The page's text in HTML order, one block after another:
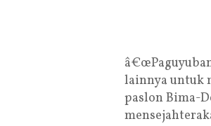
lainnya untuk
paslon Bima-